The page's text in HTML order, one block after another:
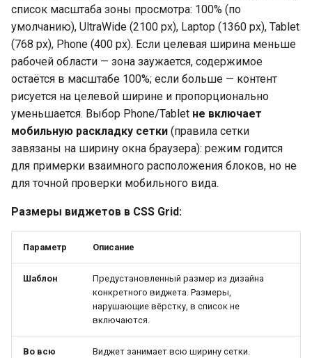
список масштаба зоны просмотра: 100% (по
умолчанию), UltraWide (2100 px), Laptop (1360 px), Tablet
(768 px), Phone (400 px). Если целевая ширина меньше
рабочей области — зона заужается, содержимое
остаётся в масштабе 100%; если больше — контент
рисуется на целевой ширине и пропорционально
уменьшается. Выбор Phone/Tablet не включает
мобильную раскладку сетки (правила сетки
завязаны на ширину окна браузера): режим годится
для примерки взаимного расположения блоков, но не
для точной проверки мобильного вида.
Размеры виджетов в CSS Grid:
Параметр Описание
Шаблон
Предустановленный размер из дизайна
конкретного виджета. Размеры,
нарушающие вёрстку, в список не
включаются.
Во всю
Виджет занимает всю ширину сетки.